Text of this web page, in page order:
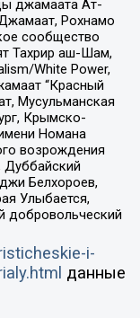
джамаата Ат-
Рохнамо
сообщество
Тахрир аш-Шам,
White Power,
“Красный
Мусульманская
Крымско-
Номана
возрождения
Дуббайский
Белхороев,
Улыбается,
добровольческий
i-
данные